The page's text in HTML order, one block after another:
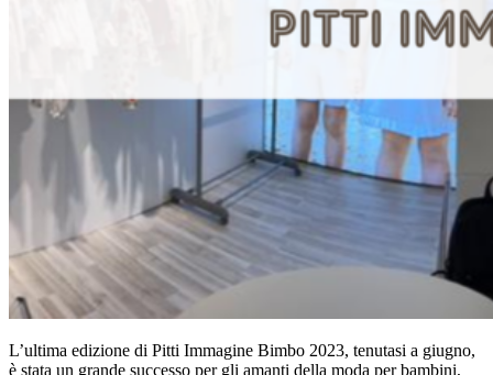
L’ultima edizione di Pitti Immagine Bimbo 2023, tenutasi a giugno,
è stata un grande successo per gli amanti della moda per bambini,